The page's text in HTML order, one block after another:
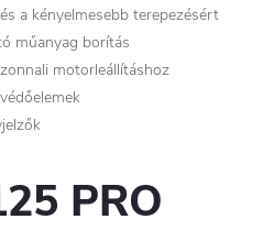
a kényelmesebb terepezésért
műanyag borítás
motorleállításhoz
PRO